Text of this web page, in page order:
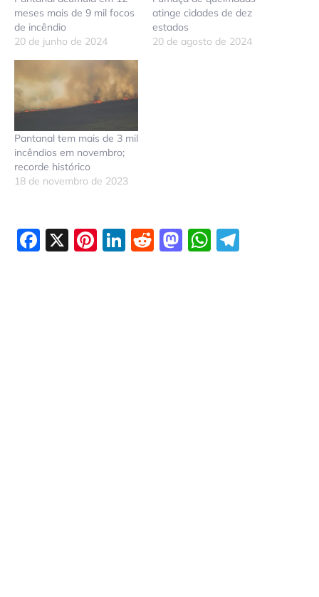
meses mais de 9 mil focos
de incêndio
20 de junho de 2024
atinge cidades de dez
estados
20 de agosto de 2024
Pantanal tem mais de 3 mil
incêndios em novembro;
recorde histórico
18 de novembro de 2023
Facebook
X Pinterest
LinkedIn
Reddit
Mastodon